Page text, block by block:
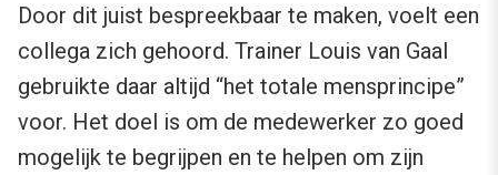
Door dit juist bespreekbaar te maken, voelt een
collega zich gehoord. Trainer Louis van Gaal
gebruikte daar altijd “het totale mensprincipe”
voor. Het doel is om de medewerker zo goed
mogelijk te begrijpen en te helpen om zijn